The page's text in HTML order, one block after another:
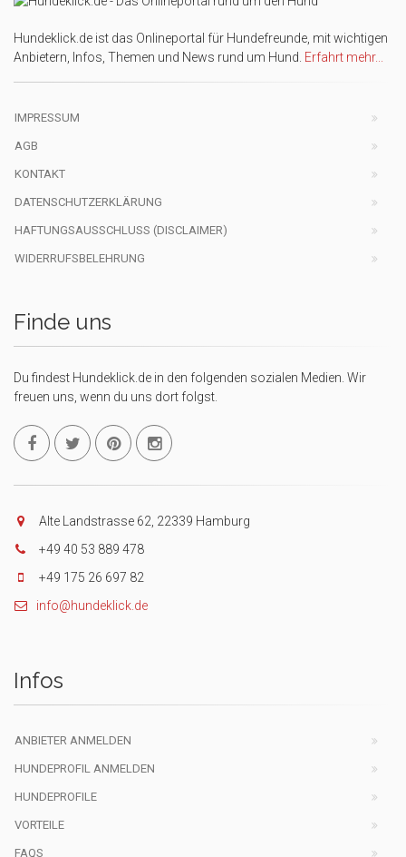
Hundeklick.de ist das Onlineportal für Hundefreunde, mit wichtigen
Anbietern, Infos, Themen und News rund um Hund. Erfahrt mehr...
IMPRESSUM
AGB
KONTAKT
DATENSCHUTZERKLÄRUNG
HAFTUNGSAUSSCHLUSS (DISCLAIMER)
WIDERRUFSBELEHRUNG
Finde uns
Du findest Hundeklick.de in den folgenden sozialen Medien. Wir
freuen uns, wenn du uns dort folgst.
Alte Landstrasse 62, 22339 Hamburg
+49 40 53 889 478
+49 175 26 697 82
info@hundeklick.de
Infos
ANBIETER ANMELDEN
HUNDEPROFIL ANMELDEN
HUNDEPROFILE
VORTEILE
FAQS